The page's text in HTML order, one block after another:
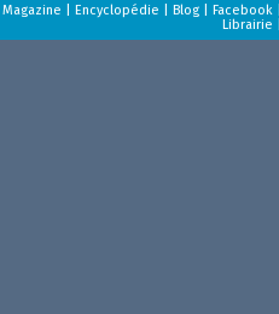
Magazine Encyclopédie Blog| Facebook|
Librairie